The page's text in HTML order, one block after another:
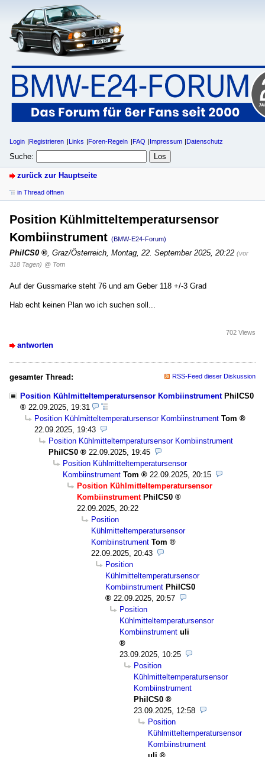
Login Registrieren Links Foren-Regeln FAQ Impressum Datenschutz
Suche:
zurück zur Hauptseite
in Thread öffnen
Position Kühlmitteltemperatursensor
Kombiinstrument (BMW-E24-Forum)
PhilCS0 Graz/Österreich Montag, 22. September 2025, 20:22 (vor
318 Tagen) @ Tom
Auf der Gussmarke steht 76 und am Geber 118 +/-3 Grad
Hab echt keinen Plan wo ich suchen soll...
antworten
702 Views
gesamter Thread: RSS-Feed dieser Diskussion
Position Kühlmitteltemperatursensor Kombiinstrument PhilCS0
22.09.2025, 19:31
Position Kühlmitteltemperatursensor Kombiinstrument Tom
22.09.2025, 19:43
Position Kühlmitteltemperatursensor Kombiinstrument
PhilCS0
22.09.2025, 19:45
Position Kühlmitteltemperatursensor
Kombiinstrument Tom
22.09.2025, 20:15
Position Kühlmitteltemperatursensor
Kombiinstrument PhilCS0
22.09.2025, 20:22
Position
Kühlmitteltemperatursensor
Kombiinstrument Tom
22.09.2025, 20:43
Position
Kühlmitteltemperatursensor
Kombiinstrument PhilCS0
22.09.2025, 20:57
Position
Kühlmitteltemperatursensor
Kombiinstrument uli
23.09.2025, 10:25
Position
Kühlmitteltemperatursensor
Kombiinstrument
PhilCS0
23.09.2025, 12:58
Position
Kühlmitteltemperatursensor
Kombiinstrument